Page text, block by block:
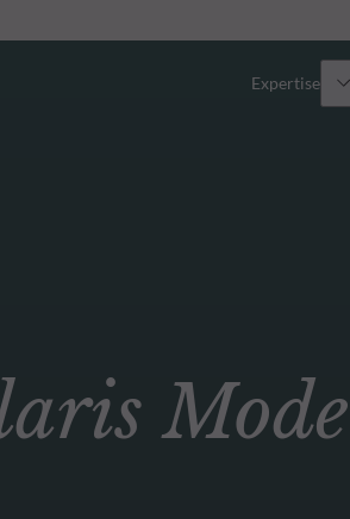
Expertise
Multi-Asset
Spezial-